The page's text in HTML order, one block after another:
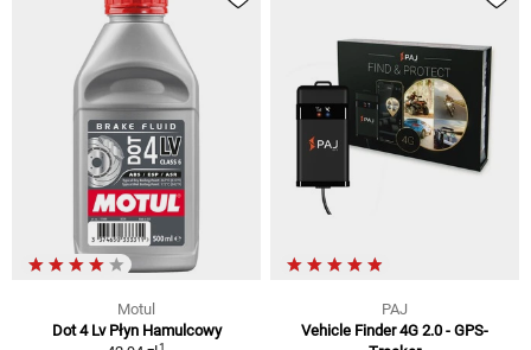
Motul
Dot 4 Lv Płyn Hamulcowy
1
PAJ
Vehicle Finder 4G 2.0 - GPS-